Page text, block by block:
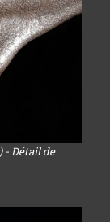
- Détail de